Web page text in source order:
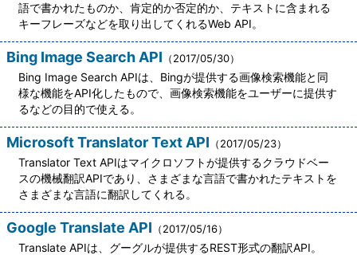
語で書かれたものか、肯定的か否定的か、テキストに含まれる
キーフレーズなどを取り出してくれるWeb API。
Bing Image Search API （2017/05/30）
Bing Image Search APIは、Bingが提供する画像検索機能と同
様な機能をAPI化したもので、画像検索機能をユーザーに提供す
るなどの目的で使える。
Microsoft Translator Text API （2017/05/23）
Translator Text APIはマイクロソフトが提供するクラウドベー
スの機械翻訳APIであり、さまざまな言語で書かれたテキストを
さまざまな言語に翻訳してくれる。
Google Translate API （2017/05/16）
Translate APIは、グーグルが提供するREST形式の翻訳API。